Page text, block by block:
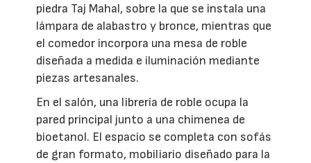
piedra Taj Mahal, sobre la que se instala una
lámpara de alabastro y bronce, mientras que
el comedor incorpora una mesa de roble
diseñada a medida e iluminación mediante
piezas artesanales.
En el salón, una librería de roble ocupa la
pared principal junto a una chimenea de
bioetanol. El espacio se completa con sofás
de gran formato, mobiliario diseñado para la